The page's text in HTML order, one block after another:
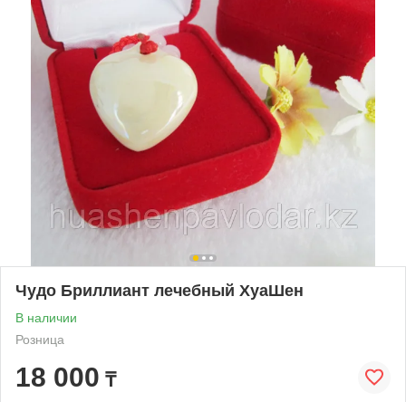
Чудо Бриллиант лечебный ХуаШен
В наличии
Розница
18 000 ₸